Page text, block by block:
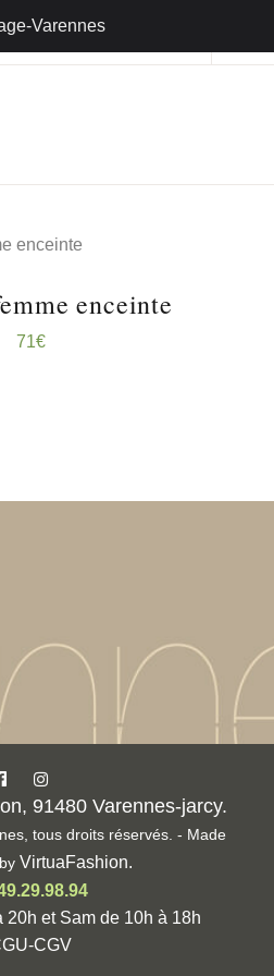
enceinte
71€
91480 Varennes-jarcy.
tous droits réservés. - Made
VirtuaFashion.
20h et Sam de 10h à 18h
CGV
Varennes